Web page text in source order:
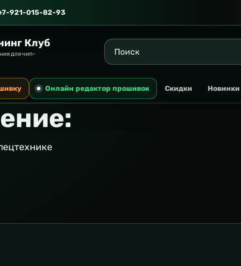
921-015-82-93
Клуб
для чип-
Онлайн редактор прошивок Скидки Новинки